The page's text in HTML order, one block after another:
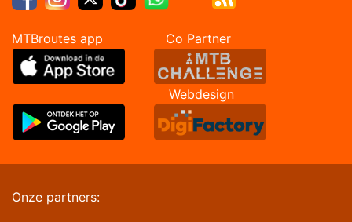
MTBroutes app Co Partner
Webdesign
Onze partners: